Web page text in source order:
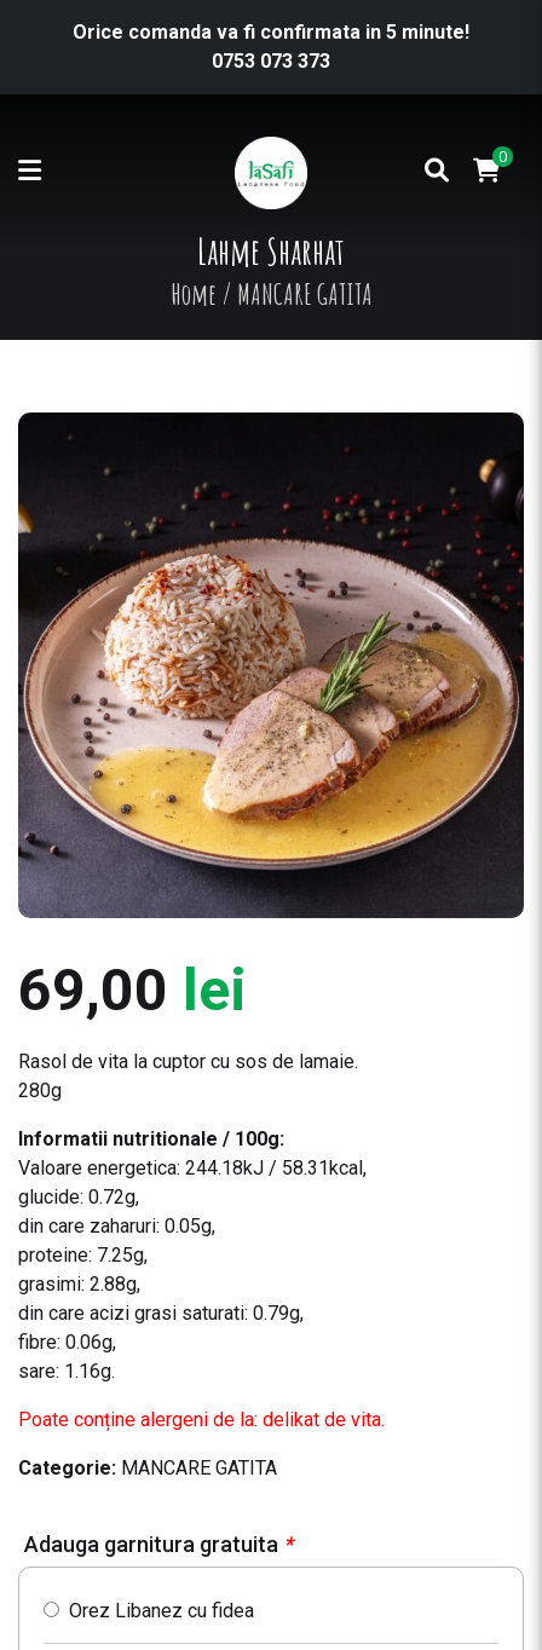
Orice comanda va fi confirmata in 5 minute!
0753 073 373
0
Lahme Sharhat
Home / MANCARE GATITA
69,00 lei
Rasol de vita la cuptor cu sos de lamaie.
280g
Informatii nutritionale / 100g:
Valoare energetica: 244.18kJ / 58.31kcal,
glucide: 0.72g,
din care zaharuri: 0.05g,
proteine: 7.25g,
grasimi: 2.88g,
din care acizi grasi saturati: 0.79g,
fibre: 0.06g,
sare: 1.16g.
Poate conține alergeni de la: delikat de vita.
Categorie: MANCARE GATITA
Adauga garnitura gratuita *
Orez Libanez cu fidea